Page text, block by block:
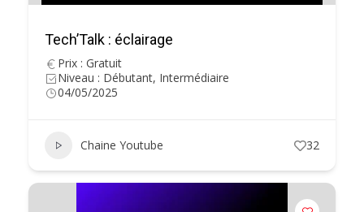
Tech’Talk : éclairage
Prix : Gratuit
Niveau : Débutant, Intermédiaire
04/05/2025
Chaine Youtube 32